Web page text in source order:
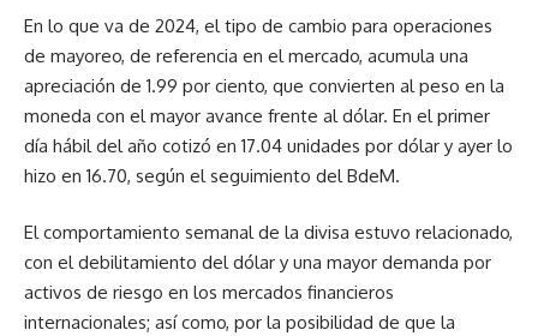
En lo que va de 2024, el tipo de cambio para operaciones
de mayoreo, de referencia en el mercado, acumula una
apreciación de 1.99 por ciento, que convierten al peso en la
moneda con el mayor avance frente al dólar. En el primer
día hábil del año cotizó en 17.04 unidades por dólar y ayer lo
hizo en 16.70, según el seguimiento del BdeM.
El comportamiento semanal de la divisa estuvo relacionado,
con el debilitamiento del dólar y una mayor demanda por
activos de riesgo en los mercados financieros
internacionales; así como, por la posibilidad de que la